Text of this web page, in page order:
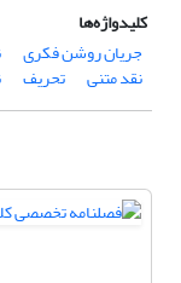
کلیدواژه‌ها
جریان روشن فکری
نقد متنی تحریف